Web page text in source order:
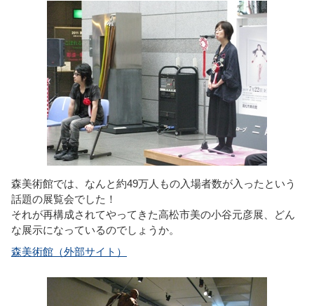
森美術館では、なんと約49万人もの入場者数が入ったという
話題の展覧会でした！
それが再構成されてやってきた高松市美の小谷元彦展、どん
な展示になっているのでしょうか。
森美術館（外部サイト）